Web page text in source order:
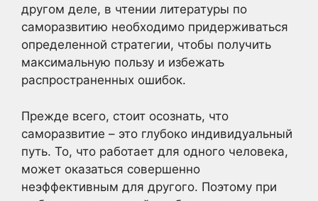
другом деле, в чтении литературы по
саморазвитию необходимо придерживаться
определенной стратегии, чтобы получить
максимальную пользу и избежать
распространенных ошибок.
Прежде всего, стоит осознать, что
саморазвитие – это глубоко индивидуальный
путь. То, что работает для одного человека,
может оказаться совершенно
неэффективным для другого. Поэтому при